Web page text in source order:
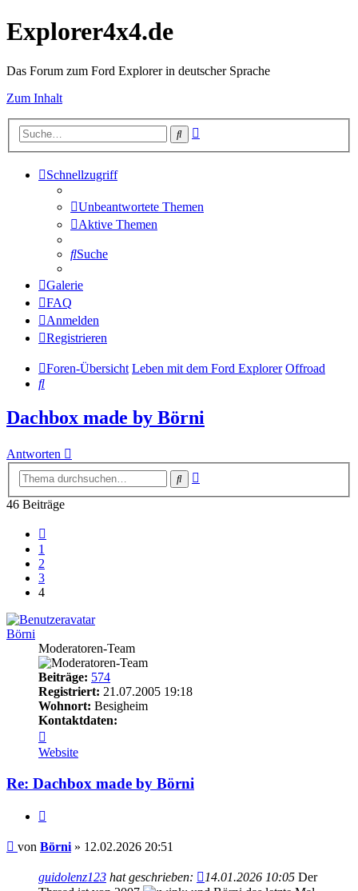
Explorer4x4.de
Das Forum zum Ford Explorer in deutscher Sprache
Zum Inhalt
Suche
Schnellzugriff
Unbeantwortete Themen
Aktive Themen
Suche
Galerie
FAQ
Anmelden
Registrieren
Foren-Übersicht Leben mit dem Ford Explorer Offroad
Suche
Dachbox made by Börni
Antworten
Suche
46 Beiträge
1
2
3
4
Börni
Moderatoren-Team
Beiträge: 574
Registriert: 21.07.2005 19:18
Wohnort: Besigheim
Kontaktdaten:
von
Börni
Website
Re: Dachbox made by Börni
Beitrag
von Börni » 12.02.2026 20:51
guidolenz123 hat geschrieben: 14.01.2026 10:05 Der